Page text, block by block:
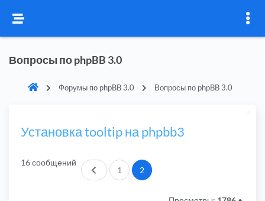
Вопросы по phpBB 3.0
Форумы по phpBB 3.0 Вопросы по phpBB 3.0
Установка tooltip на phpbb3
16 сообщений
Пред.1 2